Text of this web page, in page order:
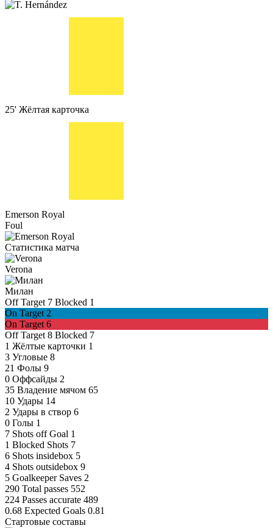
25' Жёлтая карточка
Emerson Royal
Foul
Статистика матча
Verona
Милан
Off Target 7 Blocked 1
On Target 2
On Target 6
Off Target 8 Blocked 7
1 Жёлтые карточки 1
3 Угловые 8
21 Фолы 9
0 Оффсайды 2
35 Владение мячом 65
10 Удары 14
2 Удары в створ 6
0 Голы 1
7 Shots off Goal 1
1 Blocked Shots 7
6 Shots insidebox 5
4 Shots outsidebox 9
5 Goalkeeper Saves 2
290 Total passes 552
224 Passes accurate 489
0.68 Expected Goals 0.81
Стартовые составы